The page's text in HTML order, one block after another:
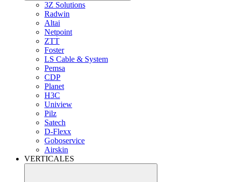
3Z Solutions
Radwin
Altai
Netpoint
ZTT
Foster
LS Cable & System
Pemsa
CDP
Planet
H3C
Uniview
Pilz
Satech
D-Flexx
Goboservice
Airskin
VERTICALES